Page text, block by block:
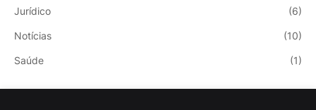
Jurídico (6)
Notícias (10)
Saúde (1)